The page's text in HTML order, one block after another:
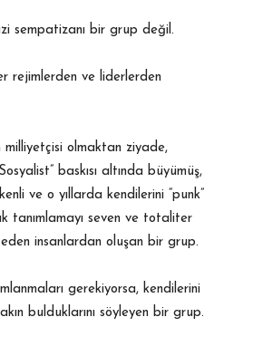
sempatizanı bir grup değil.
rejimlerden ve liderlerden
milliyetçisi olmaktan ziyade,
baskısı altında büyümüş,
ve o yıllarda kendilerini “punk”
tanımlamayı seven ve totaliter
insanlardan oluşan bir grup.
gerekiyorsa, kendilerini
bulduklarını söyleyen bir grup.